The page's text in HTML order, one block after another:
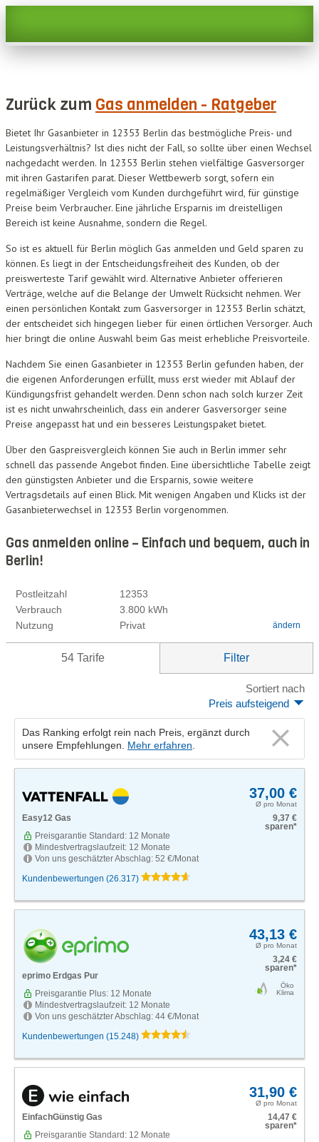
Zurück zum Gas anmelden - Ratgeber
Bietet Ihr Gasanbieter in 12353 Berlin das bestmögliche Preis- und
Leistungsverhältnis? Ist dies nicht der Fall, so sollte über einen Wechsel
nachgedacht werden. In 12353 Berlin stehen vielfältige Gasversorger
mit ihren Gastarifen parat. Dieser Wettbewerb sorgt, sofern ein
regelmäßiger Vergleich vom Kunden durchgeführt wird, für günstige
Preise beim Verbraucher. Eine jährliche Ersparnis im dreistelligen
Bereich ist keine Ausnahme, sondern die Regel.
So ist es aktuell für Berlin möglich Gas anmelden und Geld sparen zu
können. Es liegt in der Entscheidungsfreiheit des Kunden, ob der
preiswerteste Tarif gewählt wird. Alternative Anbieter offerieren
Verträge, welche auf die Belange der Umwelt Rücksicht nehmen. Wer
einen persönlichen Kontakt zum Gasversorger in 12353 Berlin schätzt,
der entscheidet sich hingegen lieber für einen örtlichen Versorger. Auch
hier bringt die online Auswahl beim Gas meist erhebliche Preisvorteile.
Nachdem Sie einen Gasanbieter in 12353 Berlin gefunden haben, der
die eigenen Anforderungen erfüllt, muss erst wieder mit Ablauf der
Kündigungsfrist gehandelt werden. Denn schon nach solch kurzer Zeit
ist es nicht unwahrscheinlich, dass ein anderer Gasversorger seine
Preise angepasst hat und ein besseres Leistungspaket bietet.
Über den Gaspreisvergleich können Sie auch in Berlin immer sehr
schnell das passende Angebot finden. Eine übersichtliche Tabelle zeigt
den günstigsten Anbieter und die Ersparnis, sowie weitere
Vertragsdetails auf einen Blick. Mit wenigen Angaben und Klicks ist der
Gasanbieterwechsel in 12353 Berlin vorgenommen.
Gas anmelden online – Einfach und bequem, auch in
Berlin!